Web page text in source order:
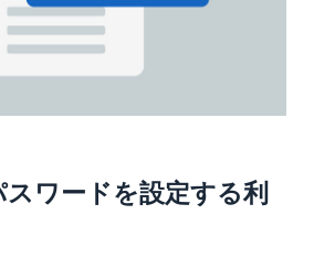
ワードを設定する利